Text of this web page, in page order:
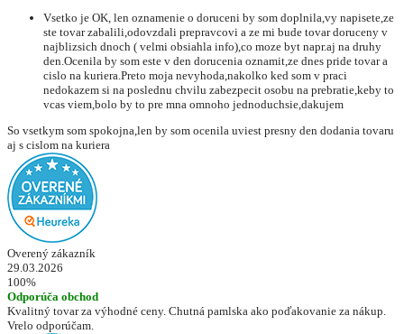
Vsetko je OK, len oznamenie o doruceni by som doplnila,vy napisete,ze
ste tovar zabalili,odovzdali prepravcovi a ze mi bude tovar doruceny v
najblizsich dnoch ( velmi obsiahla info),co moze byt napr.aj na druhy
den.Ocenila by som este v den dorucenia oznamit,ze dnes pride tovar a
cislo na kuriera.Preto moja nevyhoda,nakolko ked som v praci
nedokazem si na poslednu chvilu zabezpecit osobu na prebratie,keby to
vcas viem,bolo by to pre mna omnoho jednoduchsie,dakujem
So vsetkym som spokojna,len by som ocenila uviest presny den dodania tovaru
aj s cislom na kuriera
Overený zákazník
29.03.2026
100%
Odporúča obchod
Kvalitný tovar za výhodné ceny. Chutná pamlska ako poďakovanie za nákup.
Vrelo odporúčam.